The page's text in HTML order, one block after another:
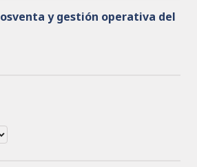
y gestión operativa del